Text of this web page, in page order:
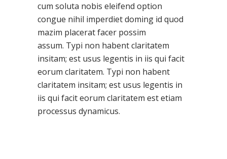
cum soluta nobis eleifend option
congue nihil imperdiet doming id quod
mazim placerat facer possim
assum. Typi non habent claritatem
insitam; est usus legentis in iis qui facit
eorum claritatem. Typi non habent
claritatem insitam; est usus legentis in
iis qui facit eorum claritatem est etiam
processus dynamicus.